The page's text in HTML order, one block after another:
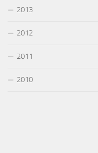
2013
2012
2011
2010